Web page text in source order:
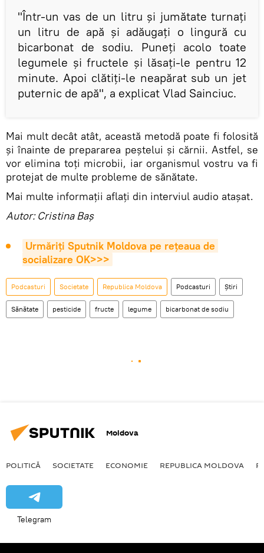
"Într-un vas de un litru și jumătate turnați
un litru de apă și adăugați o lingură cu
bicarbonat de sodiu. Puneți acolo toate
legumele și fructele și lăsați-le pentru 12
minute. Apoi clătiți-le neapărat sub un jet
puternic de apă", a explicat Vlad Sainciuc.
Mai mult decât atât, această metodă poate fi folosită
și înainte de prepararea peștelui și cărnii. Astfel, se
vor elimina toți microbii, iar organismul vostru va fi
protejat de multe probleme de sănătate.
Mai multe informații aflați din interviul audio atașat.
Autor: Cristina Baș
Urmăriți Sputnik Moldova pe rețeaua de
socializare OK>>>
Podcasturi Societate Republica Moldova Podcasturi Știri
Sănătate pesticide fructe legume bicarbonat de sodiu
Moldova
POLITICĂ SOCIETATE ECONOMIE REPUBLICA MOLDOVA
Telegram